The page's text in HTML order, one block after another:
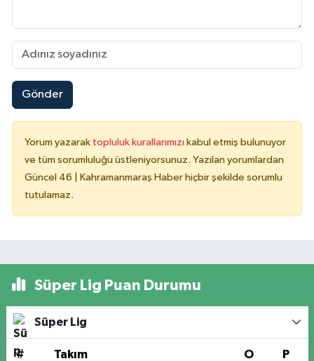
Gönder
Yorum yazarak topluluk kurallarımızı kabul etmiş bulunuyor
ve tüm sorumluluğu üstleniyorsunuz. Yazılan yorumlardan
Güncel 46 | Kahramanmaraş Haber hiçbir şekilde sorumlu
tutulamaz.
Süper Lig Puan Durumu
Süper Lig
# Takım O P